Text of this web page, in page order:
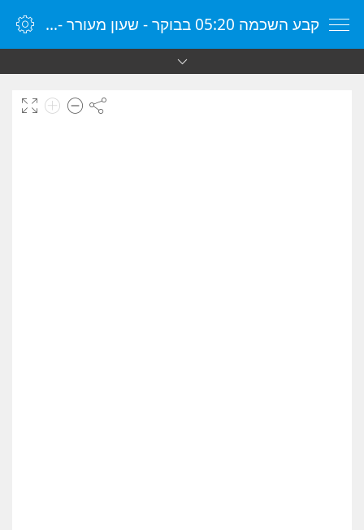
קבע השכמה 05:20 בבוקר - שעון מעורר - שעון מעורר מקוון - שעון מעורר במחשב